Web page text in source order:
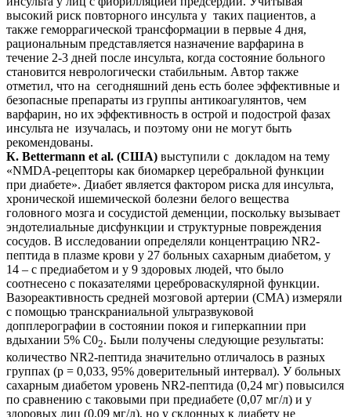
высокий риск повторного инсульта у таких пациентов, а
также геморрагической трансформации в первые 4 дня,
рациональным представляется назначение варфарина в
течение 2-3 дней после инсульта, когда со­стояние больного
становится неврологически стабиль­ным. Автор также
отметил, что на сегодняшний день есть более эффективные и
безопасные препараты из группы антикоагулянтов, чем
варфарин, но их эффективность в острой и подострой фазах
инсульта не изучалась, и по­этому они не могут быть
рекомендованы.
К. Bettermann et al. (США) выступили с докладом на тему
«NMDA-рецепторы как биомаркер церебральной функции
при диабете». Диабет является фактором ри­ска для инсульта,
хронической ишемической болезни белого вещества
головного мозга и сосудистой деменции, поскольку вызывает
эндотелиальные дисфункции и структурные повреждения
сосудов. В исследовании определяли концентрацию NR2-
пептида в плазме крови у 27 больных сахарным диабетом, у
14 – с предиабетом и у 9 здоровых людей, что было
соотнесено с показателями цереброваскулярной функции.
Вазореактивность сред­ней мозговой артерии (СМА) измеряли
с помощью транскраниальной ультразвуковой
допплерографии в состоянии покоя и гиперкапнии при
вдыхании 5% С02. Были получены следующие результаты:
количество NR2-пептида значительно отличалось в разных
группах (р = 0,033, 95% доверительный интервал). У больных
сахарным диабетом уровень NR2-пептида (0,24 мг) повысился
по сравнению с таковыми при предиабете (0,07 мг/л) и у
здоровых лиц (0,09 мг/л), но у склонных к диабету не